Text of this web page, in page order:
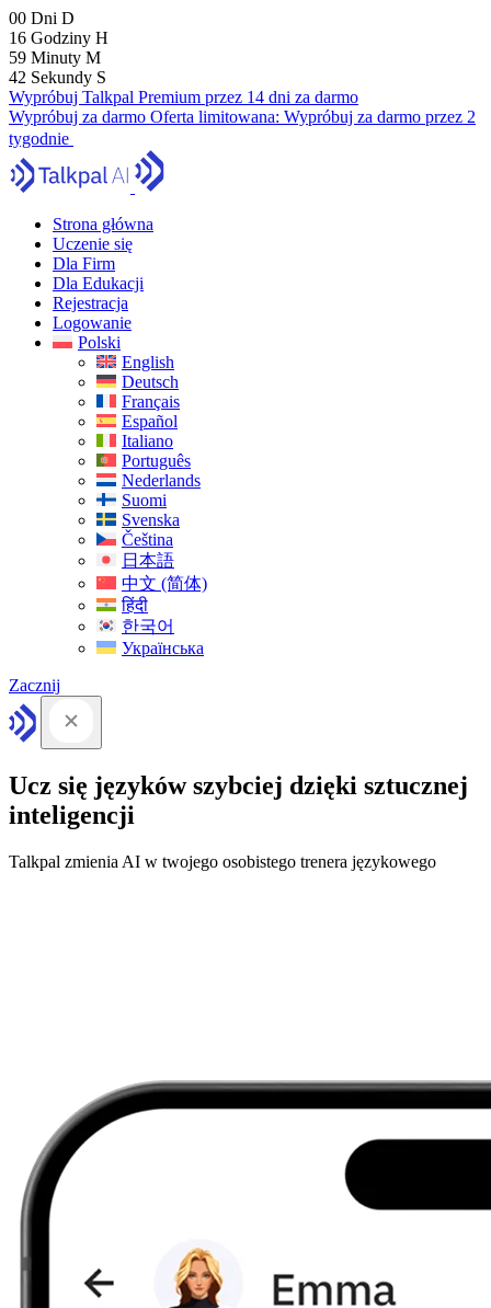
00 Dni D
16 Godziny H
59 Minuty M
41 Sekundy S
Wypróbuj Talkpal Premium przez 14 dni za darmo
Wypróbuj za darmo Oferta limitowana: Wypróbuj za darmo przez 2
tygodnie
Strona główna
Uczenie się
Dla Firm
Dla Edukacji
Rejestracja
Logowanie
Polski
English
Deutsch
Français
Español
Italiano
Português
Nederlands
Suomi
Svenska
Čeština
日本語
中文 (简体)
हिंदी
한국어
Українська
Zacznij
Ucz się języków szybciej dzięki sztucznej
inteligencji
Talkpal zmienia AI w twojego osobistego trenera językowego